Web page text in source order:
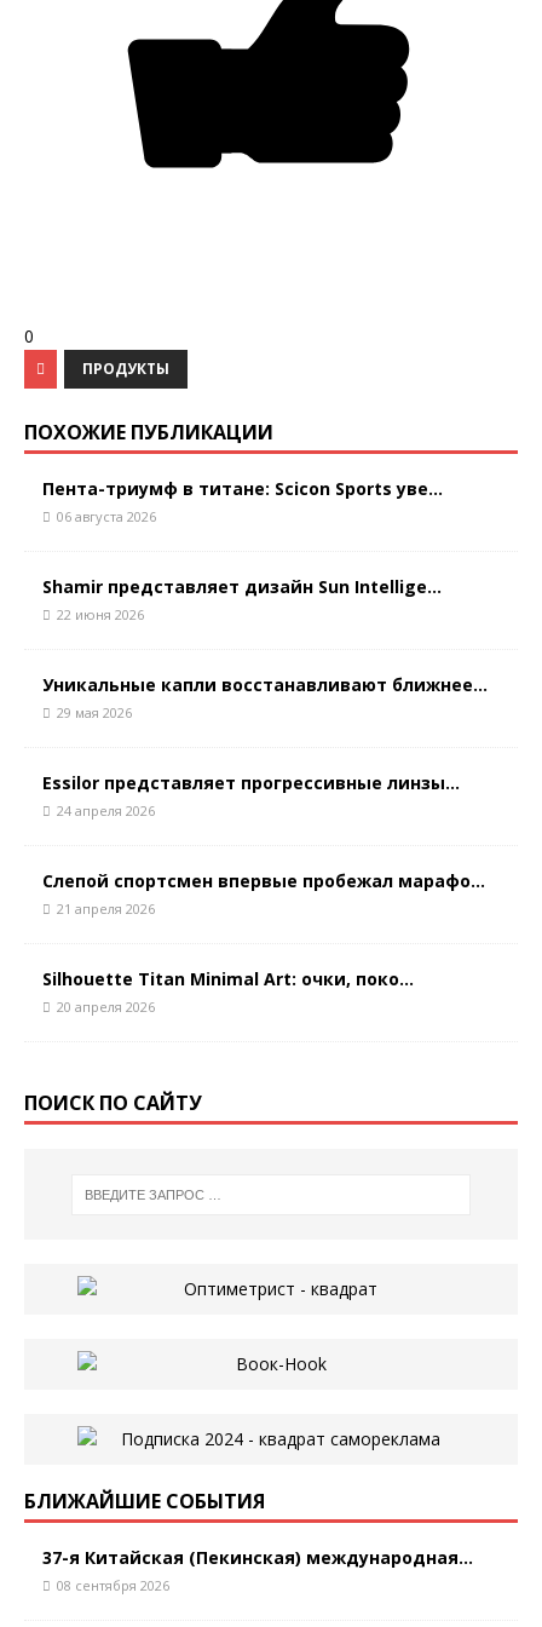
0
ПРОДУКТЫ
ПОХОЖИЕ ПУБЛИКАЦИИ
Пента-триумф в титане: Scicon Sports уве...
06 августа 2026
Shamir представляет дизайн Sun Intellige...
22 июня 2026
Уникальные капли восстанавливают ближнее...
29 мая 2026
Essilor представляет прогрессивные линзы...
24 апреля 2026
Слепой спортсмен впервые пробежал марафо...
21 апреля 2026
Silhouette Titan Minimal Art: очки, поко...
20 апреля 2026
ПОИСК ПО САЙТУ
БЛИЖАЙШИЕ СОБЫТИЯ
37-я Китайская (Пекинская) международная...
08 сентября 2026